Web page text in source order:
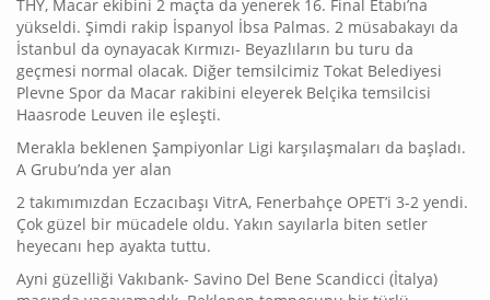
THY, Macar ekibini 2 maçta da yenerek 16. Final Etabı’na
yükseldi. Şimdi rakip İspanyol İbsa Palmas. 2 müsabakayı da
İstanbul da oynayacak Kırmızı- Beyazlıların bu turu da
geçmesi normal olacak. Diğer temsilcimiz Tokat Belediyesi
Plevne Spor da Macar rakibini eleyerek Belçika temsilcisi
Haasrode Leuven ile eşleşti.
Merakla beklenen Şampiyonlar Ligi karşılaşmaları da başladı.
A Grubu’nda yer alan
2 takımımızdan Eczacıbaşı VitrA, Fenerbahçe OPET’i 3-2 yendi.
Çok güzel bir mücadele oldu. Yakın sayılarla biten setler
heyecanı hep ayakta tuttu.
Ayni güzelliği Vakıbank- Savino Del Bene Scandicci (İtalya)